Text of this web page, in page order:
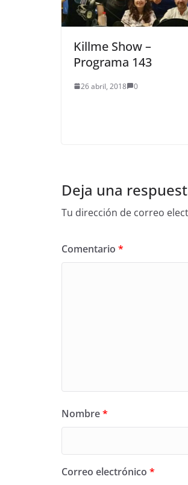
Killme Show –
Programa 143
26 abril, 2018 0
Deja una
Tu dirección de correo
Comentario *
Nombre*
Correo electrónico *